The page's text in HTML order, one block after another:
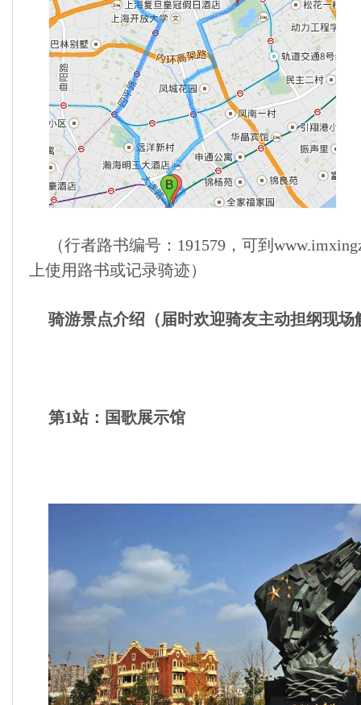
（行者路书编号：191579，可到
上使用路书或记录骑迹）
骑游景点介绍（届时欢迎骑友主动担纲现场
第1站：国歌展示馆